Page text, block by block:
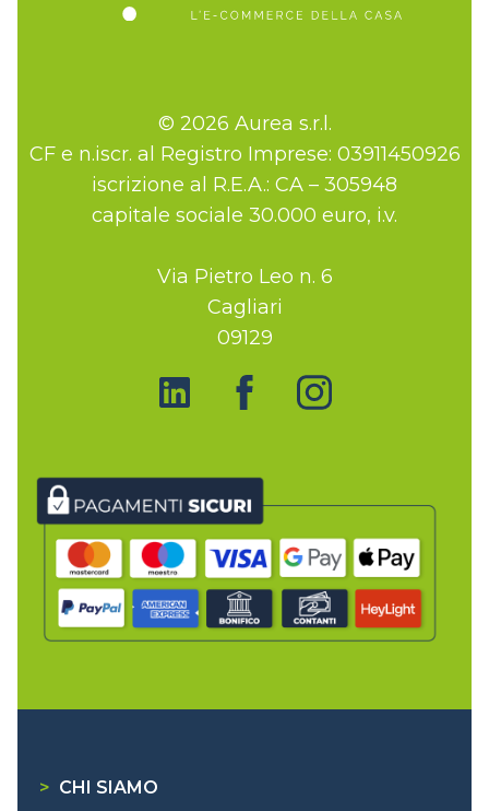
© 2026 Aurea s.r.l.
CF e n.iscr. al Registro Imprese: 03911450926
iscrizione al R.E.A.: CA – 305948
capitale sociale 30.000 euro, i.v.
Via Pietro Leo n. 6
Cagliari
09129
> CHI SIAMO